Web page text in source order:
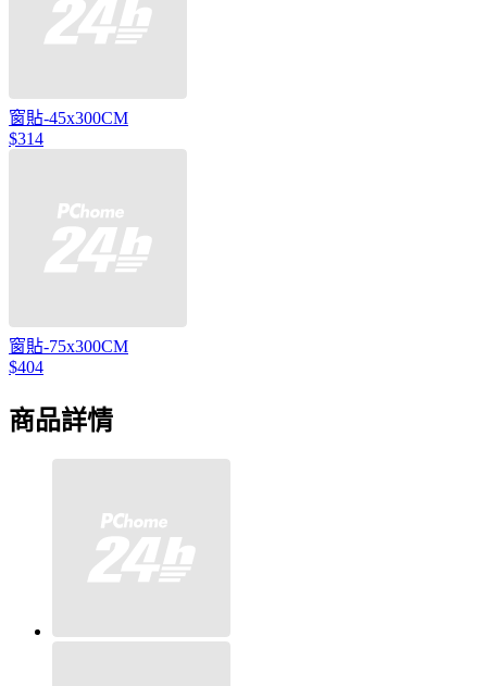
窗貼-45x300CM
$314
窗貼-75x300CM
$404
商品詳情